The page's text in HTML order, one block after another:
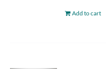
Add to cart